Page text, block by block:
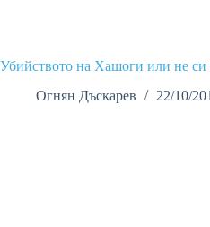
Убийството на Хашоги или не си
Огнян Дъскарев
22/10/